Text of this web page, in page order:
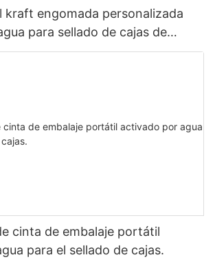
kraft engomada personalizada
para sellado de cajas de
cinta de embalaje portátil
para el sellado de cajas.